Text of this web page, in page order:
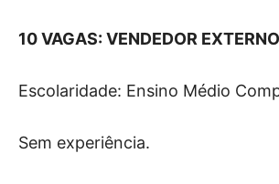
10 VAGAS: VENDEDOR EXTERNO
Escolaridade: Ensino Médio
Sem experiência.